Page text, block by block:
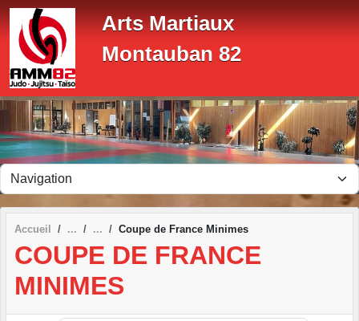
Arts Martiaux
Montauban 82
Accueil Coupe de France Minimes
COUPE DE FRANCE
MINIMES
Panneau de gestion des cookies